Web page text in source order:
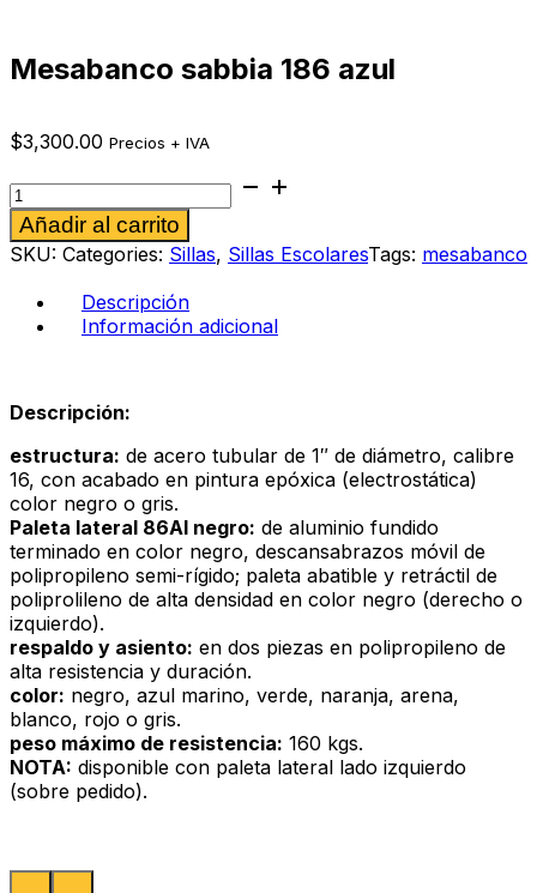
Mesabanco sabbia 186 azul
$3,300.00 Precios + IVA
Mesabanco
sabbia
186
azul
cantidad
Añadir al carrito
SKU: Categories: Sillas, Sillas EscolaresTags: mesabanco
Descripción
Información adicional
Descripción:
estructura: de acero tubular de 1″ de diámetro, calibre
16, con acabado en pintura epóxica (electrostática)
color negro o gris.
Paleta lateral 86Al negro: de aluminio fundido
terminado en color negro, descansabrazos móvil de
polipropileno semi-rígido; paleta abatible y retráctil de
poliprolileno de alta densidad en color negro (derecho o
izquierdo).
respaldo y asiento: en dos piezas en polipropileno de
alta resistencia y duración.
color: negro, azul marino, verde, naranja, arena,
blanco, rojo o gris.
peso máximo de resistencia: 160 kgs.
NOTA: disponible con paleta lateral lado izquierdo
(sobre pedido).